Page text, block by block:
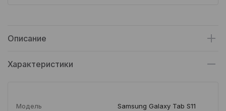
Описание
Характеристики
Модель Samsung Galaxy Tab S11